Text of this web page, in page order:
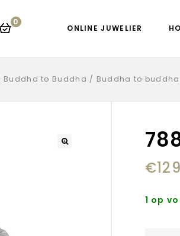
0
ONLINE JUWELIER
Buddha to Buddha / Buddha to buddha
€
1 op